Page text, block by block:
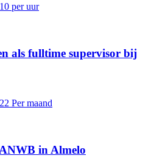
per uur
als fulltime supervisor bij
Per maand
in Almelo